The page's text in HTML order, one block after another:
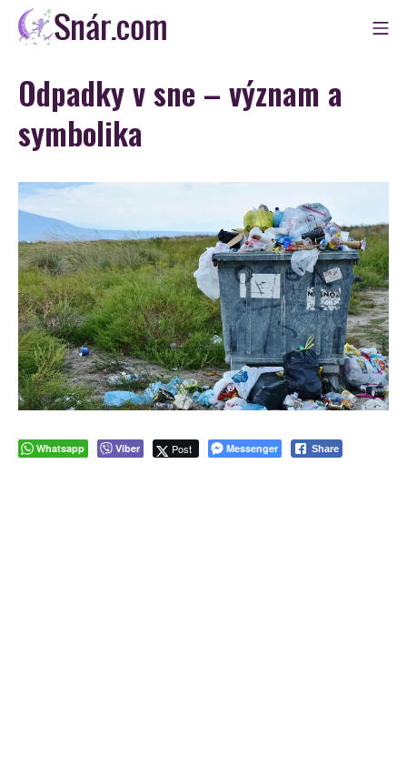
Skip
Snár
Odpadky v sne – význam a
symbolika
Whatsapp Viber Post Messenger Share